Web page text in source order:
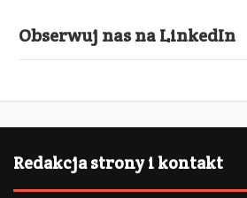
Obserwuj nas na LinkedIn
Redakcja strony i kontakt